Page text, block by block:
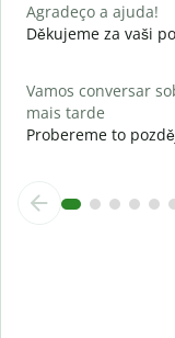
Agradeço a ajuda!
Děkujeme za vaši
Vamos conversar
mais tarde
Probereme to